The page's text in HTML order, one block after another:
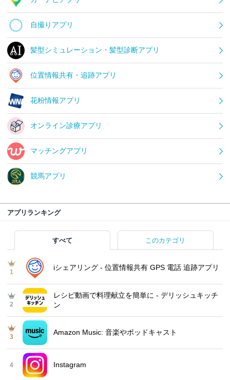
自撮りアプリ
髪型シミュレーション・髪型診断アプリ
位置情報共有・追跡アプリ
花粉情報アプリ
オンライン診療アプリ
マッチングアプリ
競馬アプリ
アプリランキング
すべて このカテゴリ
1
iシェアリング - 位置情報共有 GPS 電話 追跡アプリ
2
レシピ動画で料理献立を簡単‪に - デリッシュキッチ
ン
3
Amazon Music: 音楽やポッドキャスト
4 Instagram